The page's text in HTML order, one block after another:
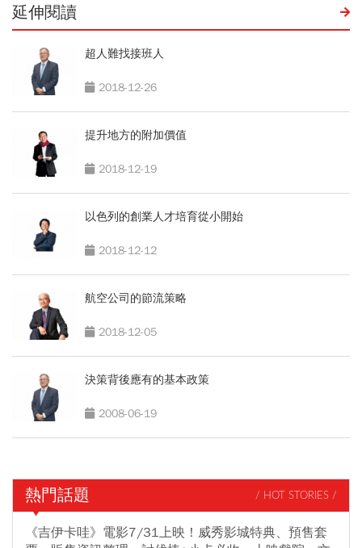
延伸閱讀
超人難找接班人
2018-12-26
提升地方的附加價值
2018-12-19
以色列的創業人才培育從小開始
2018-12-12
航空公司的節流策略
2018-12-05
決策背後應有的基本政策
2008-06-19
熱門話題 / HOT STORIES /
《吉伊卡哇》電影7/31上映！威秀影城特典、預售套